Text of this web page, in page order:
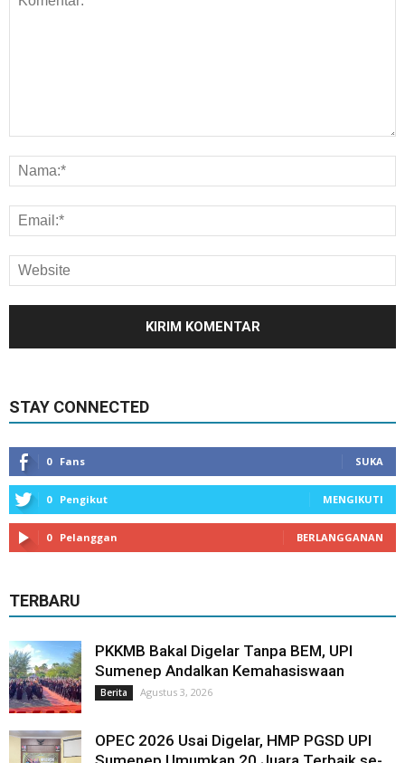
STAY CONNECTED
0 Fans SUKA
0 Pengikut MENGIKUTI
0 Pelanggan BERLANGGANAN
TERBARU
PKKMB Bakal Digelar Tanpa BEM, UPI
Sumenep Andalkan Kemahasiswaan
Berita Agustus 3, 2026
OPEC 2026 Usai Digelar, HMP PGSD UPI